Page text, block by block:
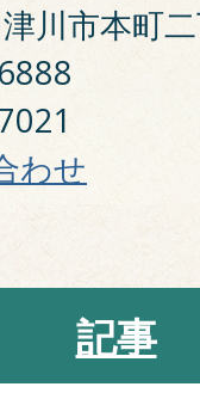
川市本町
わせ
記事